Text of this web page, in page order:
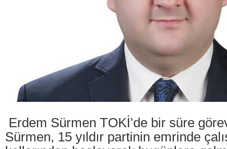
Erdem Sürmen TOKİ’de bir süre
Sürmen, 15 yıldır partinin emrinde